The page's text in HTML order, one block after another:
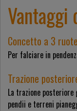
Concetto a 3 ruote
Per falciare in
Trazione
La trazione
pendii e terreni